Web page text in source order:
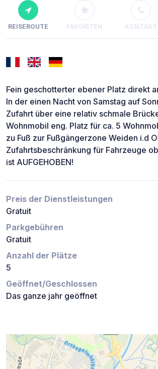
REISEROUTE FAVORITEN KONTAKT
Fein geschotterter ebener Platz direkt
In der einen Nacht von Samstag auf
Zufahrt über eine relativ schmale
Wohnmobil eng. Platz für ca. 5
zu Fuß zur Fußgängerzone Weiden i.d
Zufahrtsbeschränkung für Fahrzeuge
ist AUFGEHOBEN!
Preis der Dienstleistungen
Gratuit
Parkgebühren
Gratuit
Anzahl der Plätze
5
Geöffnet/Geschlossen
Das ganze jahr geöffnet